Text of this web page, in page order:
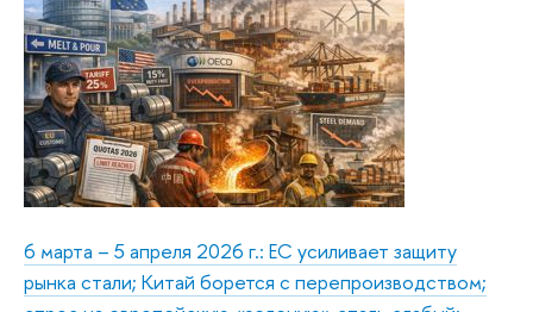
6 марта – 5 апреля 2026 г.: ЕС усиливает защиту
рынка стали; Китай борется с перепроизводством;